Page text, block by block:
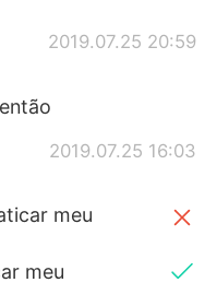
2019.07.25 20:59
2019.07.25 16:03
meu
meu